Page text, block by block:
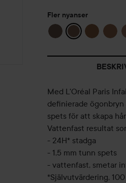
LETT
☀️
Fler nyanser
Med L'Oréal Paris
definierade
spets för att skapa
Vattenfast resultat
- 24H* stadga
- 1,5 mm tunn spets
- vattenfast, smetar
*Självutvärdering,